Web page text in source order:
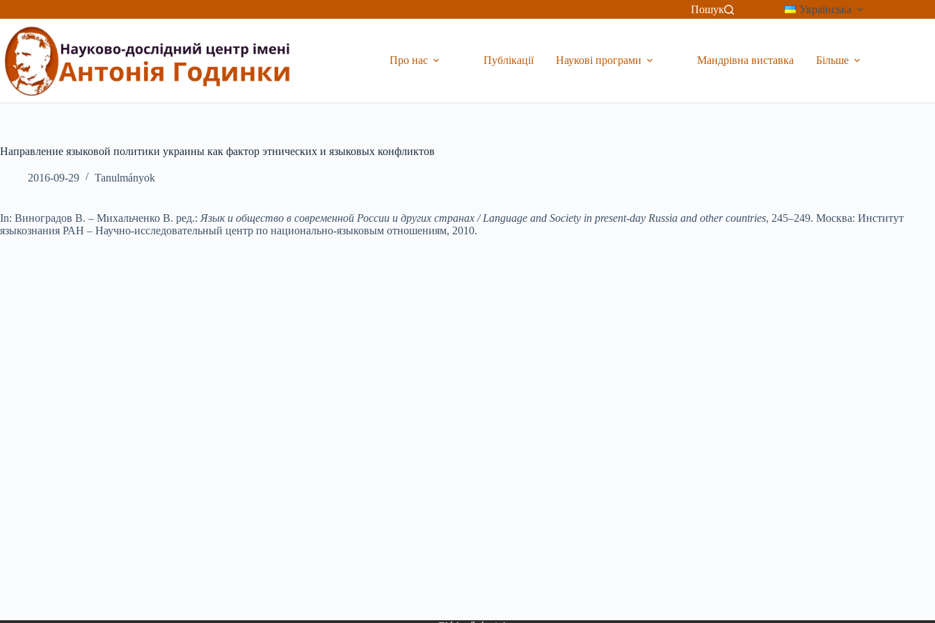
до
вмісту
Пошук Українська
Про нас Публікації Наукові програми Мандрівна виставка Більше
Направление языковой политики украины как фактор этнических и языковых конфликтов
2016-09-29 Tanulmányok
In: Виноградов В. – Михальченко В. ред.: Язык и общество в современной России и других странах / Language and Society in present-day Russia and other countries, 245–249. Москва: Институт
языкознания РАН – Научно-исследовательный центр по национально-языковым отношениям, 2010.